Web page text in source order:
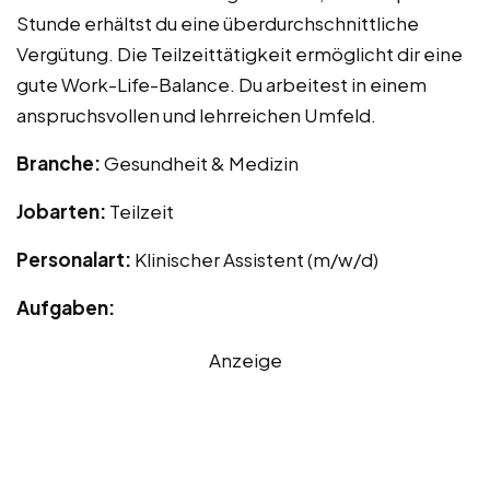
Stunde erhältst du eine überdurchschnittliche
Vergütung. Die Teilzeittätigkeit ermöglicht dir eine
gute Work-Life-Balance. Du arbeitest in einem
anspruchsvollen und lehrreichen Umfeld.
Branche:Gesundheit & Medizin
Jobarten: Teilzeit
Personalart: Klinischer Assistent (m/w/d)
Aufgaben:
Anzeige